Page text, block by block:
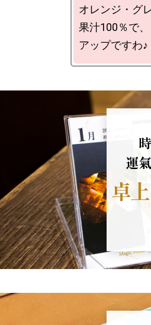
オレンジ・グ
果汁100％で
アップですわ♪
運
卓